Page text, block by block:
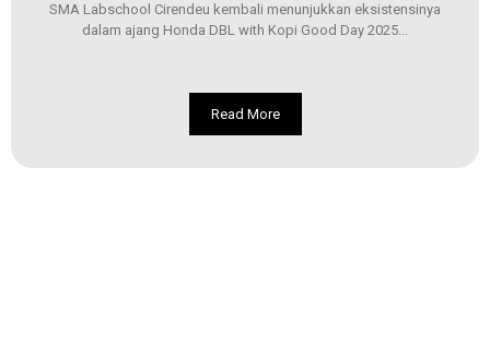
SMA Labschool Cirendeu kembali menunjukkan eksistensinya
dalam ajang Honda DBL with Kopi Good Day 2025...
Read More